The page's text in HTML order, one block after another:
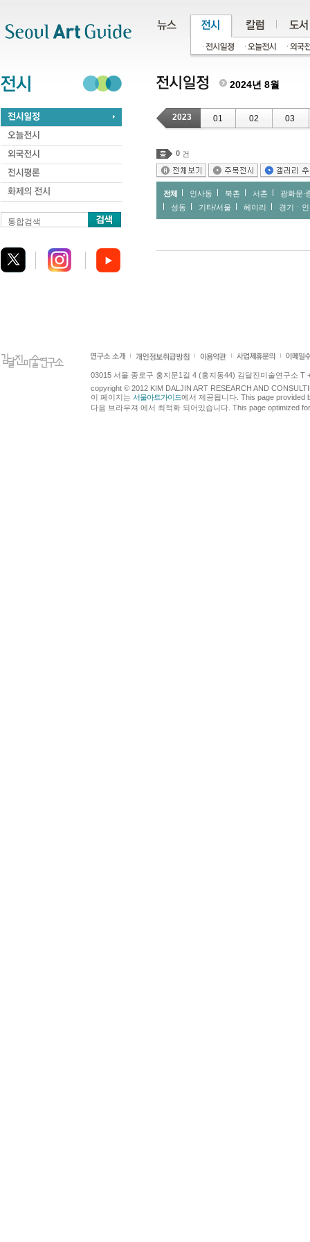
통합검색
2024년 8월
2023 01 02 03
0 건
전체 인사동 북촌 서촌
광화문∙
성동
기타/서울 헤이리 경기ㆍ
03015 서울 종로구 홍지문1길 4 (홍지동44) 김달진미술연구소 T
copyright © 2012 KIM DALJIN ART RESEARCH AND
이 페이지는 서울아트가이드에서 제공됩니다. This page provided
다음 브라우져 에서 최적화 되어있습니다. This page optimized